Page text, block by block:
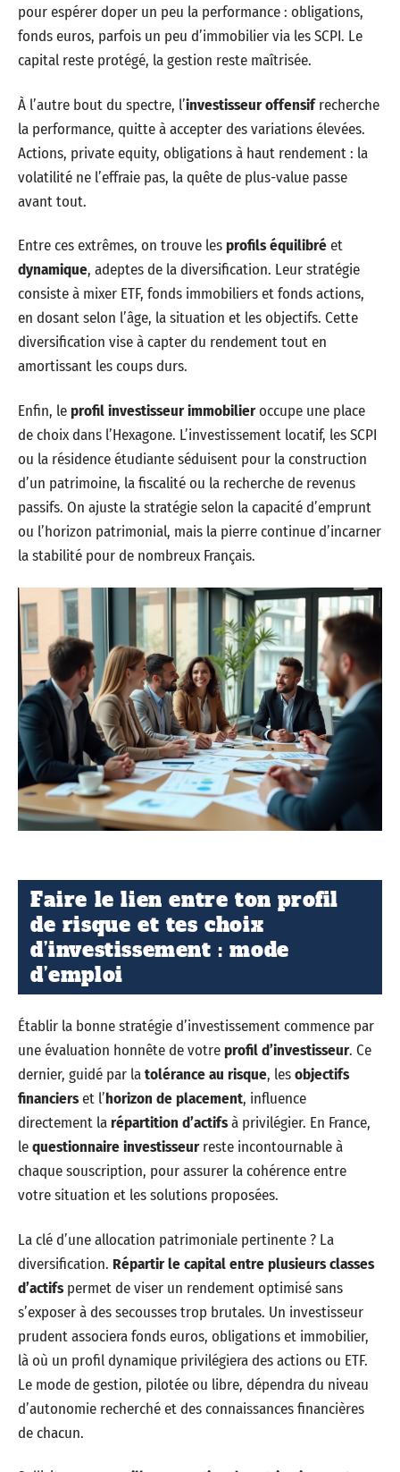
pour espérer doper un peu la performance : obligations,
fonds euros, parfois un peu d’immobilier via les SCPI. Le
capital reste protégé, la gestion reste maîtrisée.
À l’autre bout du spectre, l’investisseur offensifrecherche
la performance, quitte à accepter des variations élevées.
Actions, private equity, obligations à haut rendement : la
volatilité ne l’effraie pas, la quête de plus-value passe
avant tout.
Entre ces extrêmes, on trouve lesprofils équilibréet
dynamique, adeptes de la diversification. Leur stratégie
consiste à mixer ETF, fonds immobiliers et fonds actions,
en dosant selon l’âge, la situation et les objectifs. Cette
diversification vise à capter du rendement tout en
amortissant les coups durs.
Enfin, leprofil investisseur immobilieroccupe une place
de choix dans l’Hexagone. L’investissement locatif, les SCPI
ou la résidence étudiante séduisent pour la construction
d’un patrimoine, la fiscalité ou la recherche de revenus
passifs. On ajuste la stratégie selon la capacité d’emprunt
ou l’horizon patrimonial, mais la pierre continue d’incarner
la stabilité pour de nombreux Français.
Faire le lien entre ton profil
de risque et tes choix
d’investissement : mode
d’emploi
Établir la bonne stratégie d’investissement commence par
une évaluation honnête de votreprofil d’investisseur. Ce
dernier, guidé par latolérance au risque, lesobjectifs
financierset l’horizon de placement, influence
directement larépartition d’actifsà privilégier. En France,
lequestionnaire investisseurreste incontournable à
chaque souscription, pour assurer la cohérence entre
votre situation et les solutions proposées.
La clé d’une allocation patrimoniale pertinente ? La
diversification. Répartir le capital entre plusieurs classes
d’actifspermet de viser un rendement optimisé sans
s’exposer à des secousses trop brutales. Un investisseur
prudent associera fonds euros, obligations et immobilier,
là où un profil dynamique privilégiera des actions ou ETF.
Le mode de gestion, pilotée ou libre, dépendra du niveau
d’autonomie recherché et des connaissances financières
de chacun.